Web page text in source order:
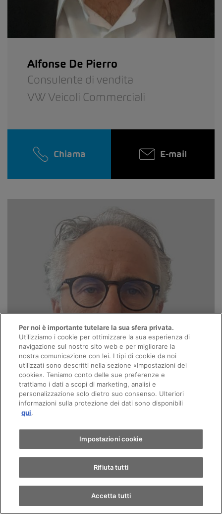
Alfonse De Pierro
Consulente di vendita
VW Veicoli Commerciali
Chiama E-mail
Per noi è importante tutelare la sua sfera privata.
Utilizziamo i cookie per ottimizzare la sua esperienza di
navigazione sul nostro sito web e per migliorare la
nostra comunicazione con lei. I tipi di cookie da noi
utilizzati sono descritti nella sezione «Impostazioni dei
cookie». Teniamo conto delle sue preferenze e
trattiamo i dati a scopi di marketing, analisi e
personalizzazione solo dietro suo consenso. Ulteriori
informazioni sulla protezione dei dati sono disponibili
qui.
Impostazioni cookie
Rifiuta tutti
Accetta tutti